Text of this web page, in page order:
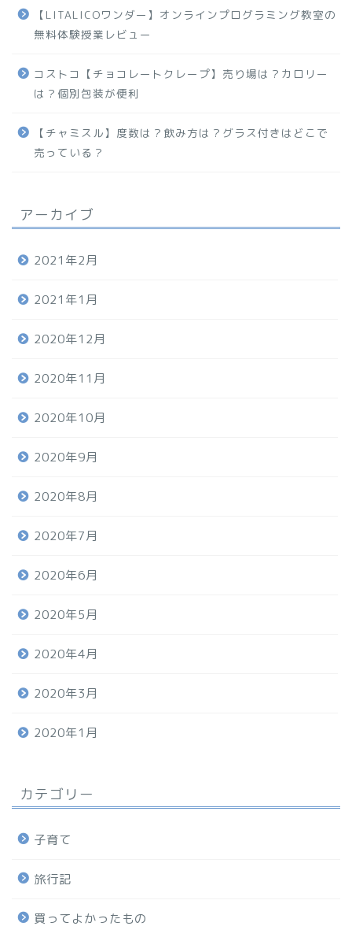
【LITALICOワンダー】オンラインプログラミング教室の
無料体験授業レビュー
コストコ【チョコレートクレープ】売り場は？カロリー
は？個別包装が便利
【チャミスル】度数は？飲み方は？グラス付きはどこで
売っている？
アーカイブ
2021年2月
2021年1月
2020年12月
2020年11月
2020年10月
2020年9月
2020年8月
2020年7月
2020年6月
2020年5月
2020年4月
2020年3月
2020年1月
カテゴリー
子育て
旅行記
買ってよかったもの